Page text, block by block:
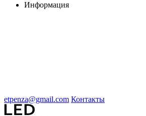
Информация
etpenza@gmail.com Контакты